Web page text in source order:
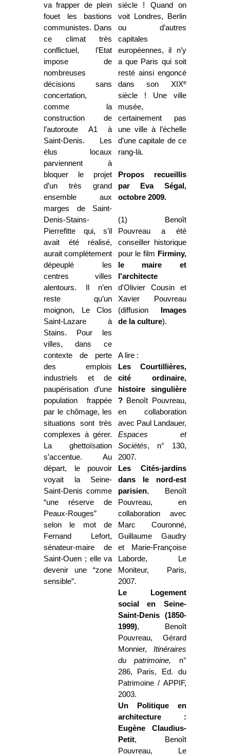
va frapper de plein
fouet les bastions
communistes. Dans
ce climat très
conflictuel, l’Etat
impose de
nombreuses
décisions sans
concertation,
comme la
construction de
l’autoroute A1 à
Saint-Denis. Les
élus locaux
parviennent à
bloquer le projet
d’un très grand
ensemble aux
marges de Saint-
Denis-Stains-
Pierrefitte qui, s’il
avait été réalisé,
aurait complètement
dépeuplé les
centres villes
alentours. Il n’en
reste qu’un
moignon, Le Clos
Saint-Lazare à
Stains. Pour les
villes, dans ce
contexte de perte
des emplois
industriels et de
paupérisation d’une
population frappée
par le chômage, les
situations sont très
complexes à gérer.
La ghettoïsation
s’accentue. Au
départ, le pouvoir
voyait la Seine-
Saint-Denis comme
“une réserve de
Peaux-Rouges”
selon le mot de
Fernand Lefort,
sénateur-maire de
Saint-Ouen ; elle va
devenir une “zone
sensible”.
siècle ! Quand on
voit Londres, Berlin
ou d’autres
capitales
européennes, il n’y
a que Paris qui soit
resté ainsi engoncé
dans son XIXe
siècle ! Une ville
musée,
certainement pas
une ville à l’échelle
d’une capitale de ce
rang-là.
Propos recueillis
par Eva Ségal,
octobre 2009.
(1)
Benoît
Pouvreau a été
conseiller historique
pour le film Firminy,
le maire et
l'architecte
d'Olivier Cousin et
Xavier Pouvreau
(diffusion
Images
de la culture).
A lire :
Les Courtillières,
cité ordinaire,
histoire singulière
?Benoît Pouvreau,
en collaboration
avec Paul Landauer,
Espaces et
Sociétés, n° 130,
2007.
Les Cités-jardins
dans le nord-est
parisien, Benoît
Pouvreau, en
collaboration avec
Marc Couronné,
Guillaume Gaudry
et Marie-Françoise
Laborde, Le
Moniteur, Paris,
2007.
Le Logement
social en Seine-
Saint-Denis (1850-
1999), Benoît
Pouvreau, Gérard
Monnier, Itinéraires
du patrimoine, n°
286, Paris, Ed. du
Patrimoine / APPIF,
2003.
Un Politique en
architecture :
Eugène Claudius-
Petit, Benoît
Pouvreau, Le